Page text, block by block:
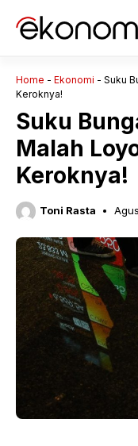
Home - Ekonomi - Suku
Keroknya!
Suku
Malah
Keroknya!
Toni Rasta